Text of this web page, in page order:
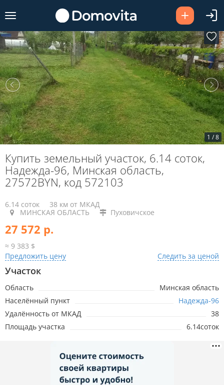
1 /8
Купить земельный участок, 6.14 соток,
Надежда-96, Минская область,
27572BYN, код 572103
6.14 соток
38 км от МКАД
МИНСКАЯ ОБЛАСТЬ
Пуховичское
27 572 р.
≈ 9 383 $
Предложить цену
Следить за ценой
Участок
Область
Минская область
Населённый пункт
Надежда-96
Удалённость от МКАД
38
Площадь участка
6.14соток